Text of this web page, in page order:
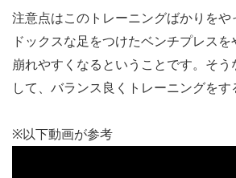
注意点はこのトレーニングばかりをや
ドックスな足をつけたベンチプレス
崩れやすくなるということです。そ
して、バランス良くトレーニングをす
※以下動画が参考